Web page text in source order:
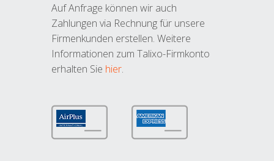
Auf Anfrage können wir auch
Zahlungen via Rechnung für unsere
Firmenkunden erstellen. Weitere
Informationen zum Talixo-Firmkonto
erhalten Sie hier.